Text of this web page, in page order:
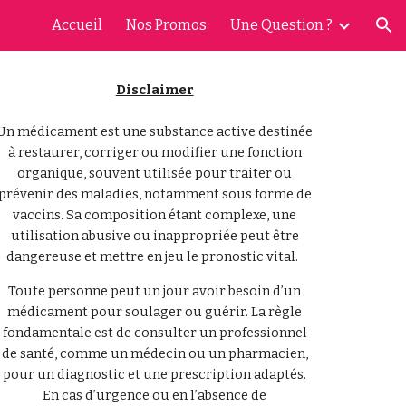
Accueil Nos Promos Une Question ?
Disclaimer
médicament est une substance active destinée
à restaurer, corriger ou modifier une fonction
organique, souvent utilisée pour traiter ou
des maladies, notamment sous forme de
vaccins. Sa composition étant complexe, une
utilisation abusive ou inappropriée peut être
dangereuse et mettre en jeu le pronostic vital.
Toute personne peut un jour avoir besoin d’un
médicament pour soulager ou guérir. La règle
fondamentale est de consulter un professionnel
de santé, comme un médecin ou un pharmacien,
pour un diagnostic et une prescription adaptés.
En cas d’urgence ou en l’absence de